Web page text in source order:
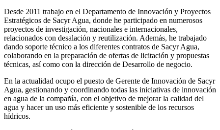
Desde 2011 trabajo en el Departamento de Innovación y Proyectos
Estratégicos de Sacyr Agua, donde he participado en numerosos
proyectos de investigación, nacionales e internacionales,
relacionados con desalación y reutilización. Además, he trabajado
dando soporte técnico a los diferentes contratos de Sacyr Agua,
colaborando en la preparación de ofertas de licitación y propuestas
técnicas, así como con la dirección de Desarrollo de negocio.
En la actualidad ocupo el puesto de Gerente de Innovación de Sacyr
Agua, gestionando y coordinando todas las iniciativas de innovación
en agua de la compañía, con el objetivo de mejorar la calidad del
agua y hacer un uso más eficiente y sostenible de los recursos
hídricos.